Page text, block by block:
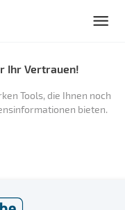
Ihr Vertrauen!
Tools, die Ihnen noch
bieten.